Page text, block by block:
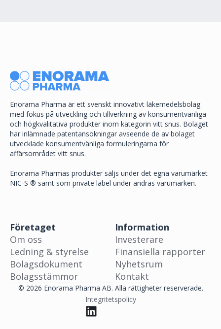
Enorama Pharma är ett svenskt innovativt läkemedelsbolag
med fokus på utveckling och tillverkning av konsumentvänliga
och högkvalitativa produkter inom kategorin vitt snus. Bolaget
har inlämnade patentansökningar avseende de av bolaget
utvecklade konsumentvänliga formuleringarna för
affärsområdet vitt snus.
Enorama Pharmas produkter säljs under det egna varumärket
NIC-S ® samt som private label under andras varumärken.
Företaget
Om oss
Ledning & styrelse
Bolagsdokument
Bolagsstämmor
Information
Investerare
Finansiella rapporter
Nyhetsrum
Kontakt
© 2026 Enorama Pharma AB. Alla rättigheter reserverade.
Integritetspolicy